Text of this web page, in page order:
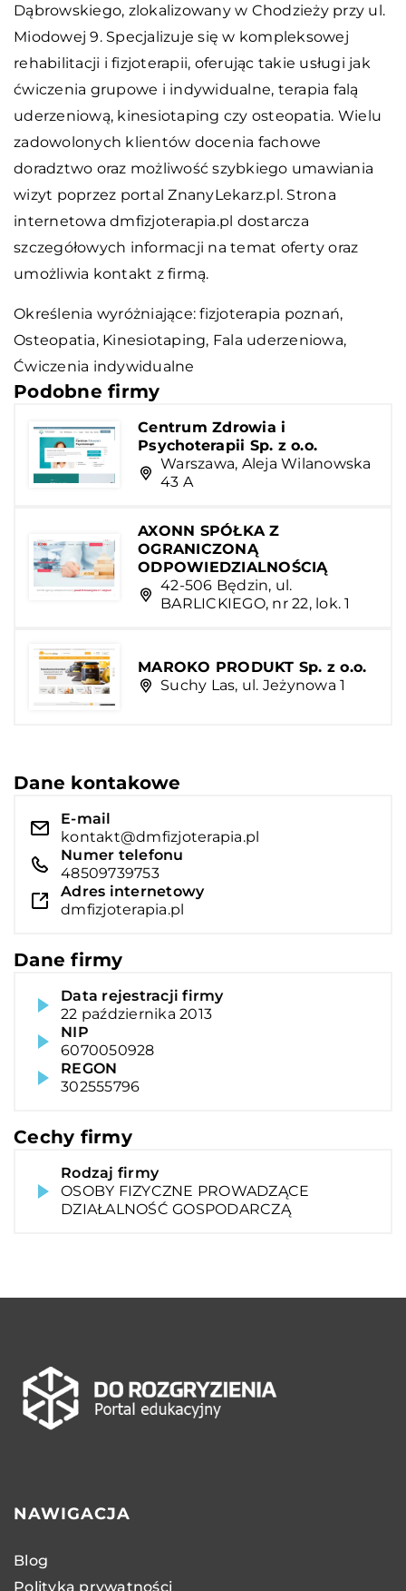
Dąbrowskiego, zlokalizowany w Chodzieży przy ul.
Miodowej 9. Specjalizuje się w kompleksowej
rehabilitacji i fizjoterapii, oferując takie usługi jak
ćwiczenia grupowe i indywidualne, terapia falą
uderzeniową, kinesiotaping czy osteopatia. Wielu
zadowolonych klientów docenia fachowe
doradztwo oraz możliwość szybkiego umawiania
wizyt poprzez portal ZnanyLekarz.pl. Strona
internetowa dmfizjoterapia.pl dostarcza
szczegółowych informacji na temat oferty oraz
umożliwia kontakt z firmą.
Określenia wyróżniające:fizjoterapia poznań,
Osteopatia, Kinesiotaping, Fala uderzeniowa,
Ćwiczenia indywidualne
Podobne firmy
Centrum Zdrowia i
Psychoterapii Sp. z o.o.
Warszawa, Aleja Wilanowska
43 A
AXONN SPÓŁKA Z
OGRANICZONĄ
ODPOWIEDZIALNOŚCIĄ
42-506 Będzin, ul.
BARLICKIEGO, nr 22, lok. 1
MAROKO PRODUKT Sp. z o.o.
Suchy Las, ul. Jeżynowa 1
Dane kontakowe
E-mail
kontakt@dmfizjoterapia.pl
Numer telefonu
48509739753
Adres internetowy
dmfizjoterapia.pl
Dane firmy
Data rejestracji firmy
22 października 2013
NIP
6070050928
REGON
302555796
Cechy firmy
Rodzaj firmy
OSOBY FIZYCZNE PROWADZĄCE
DZIAŁALNOŚĆ GOSPODARCZĄ
NAWIGACJA
Blog
Polityka prywatności